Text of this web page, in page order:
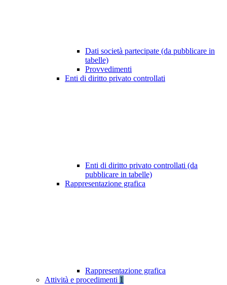
Dati società partecipate (da pubblicare in
tabelle)
Provvedimenti
Enti di diritto privato controllati
Enti di diritto privato controllati (da
pubblicare in tabelle)
Rappresentazione grafica
Rappresentazione grafica
Attività e procedimenti 1